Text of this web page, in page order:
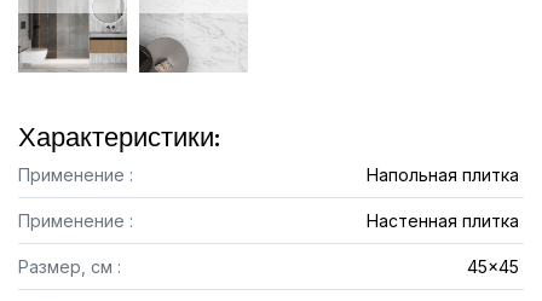
Характеристики:
Применение : Напольная плитка
Применение : Настенная плитка
Размер, см : 45x45